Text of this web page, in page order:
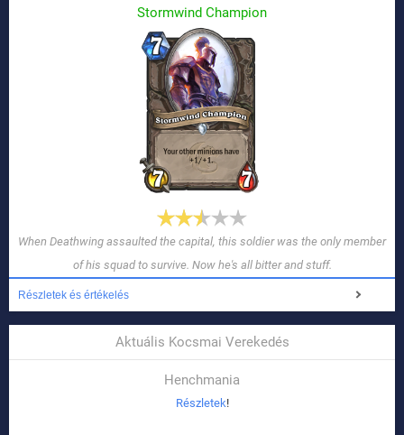
Stormwind Champion
When Deathwing assaulted the capital, this soldier was the only member
of his squad to survive. Now he's all bitter and stuff.
Részletek és értékelés
Aktuális Kocsmai Verekedés
Henchmania
Részletek!